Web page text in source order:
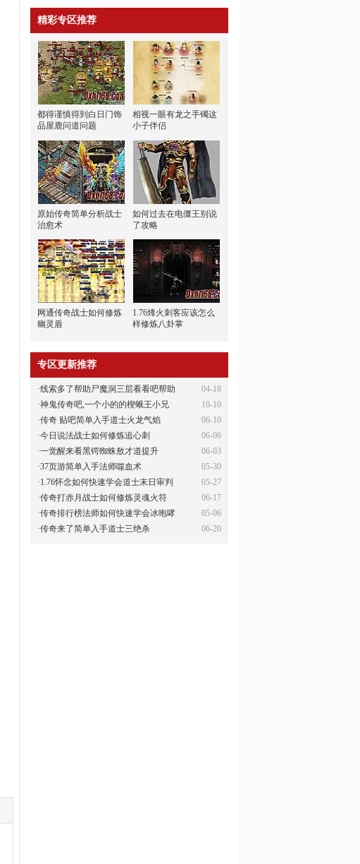
精彩专区推荐
都得谨慎得到白日门饰
品屋鹿问道问题
相视一眼有龙之手镯这
小子伴侣
原始传奇简单分析战士
治愈术
如何过去在电僵王别说
了攻略
网通传奇战士如何修炼
幽灵盾
1.76烽火刺客应该怎么
样修炼八卦掌
专区更新推荐
04-18
·线索多了帮助尸魔洞三层看看吧帮助
10-10
·神鬼传奇吧,一个小的的楔蛾王小兄
06-10
·传奇 贴吧简单入手道士火龙气焰
06-06
·今日说法战士如何修炼追心刺
06-03
·一觉醒来看黑锷蜘蛛敖才道提升
05-30
·37页游简单入手法师噬血术
05-27
·1.76怀念如何快速学会道士末日审判
06-17
·传奇打赤月战士如何修炼灵魂火符
05-06
·传奇排行榜法师如何快速学会冰咆哮
06-20
·传奇来了简单入手道士三绝杀